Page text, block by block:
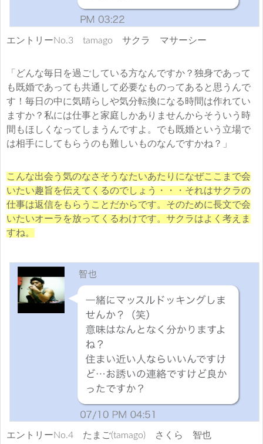
エントリーNo.3 tamago サクラ マサーシー
「どんな毎日を過ごしている方なんですか？独身であって
も既婚であっても共通して必要なものってあると思うんで
す！毎日の中に気晴らしや気分転換になる時間は作れてい
ますか？私には仕事と家庭しかありませんからそういう時
間もほしくなってしまうんですよ。でも既婚という立場で
は相手にしてもらうのも難しいものなんですかね？」
こんな出会う気のなさそうなたいあたりになぜここまで会
いたい趣旨を伝えてくるのでしょう・・・それはサクラの
仕事は返信をもらうことだからです。そのために長文で会
いたいオーラを放ってくるわけです。サクラはよく考えま
すね。
エントリーNo.4 たまご(tamago) さくら 智也